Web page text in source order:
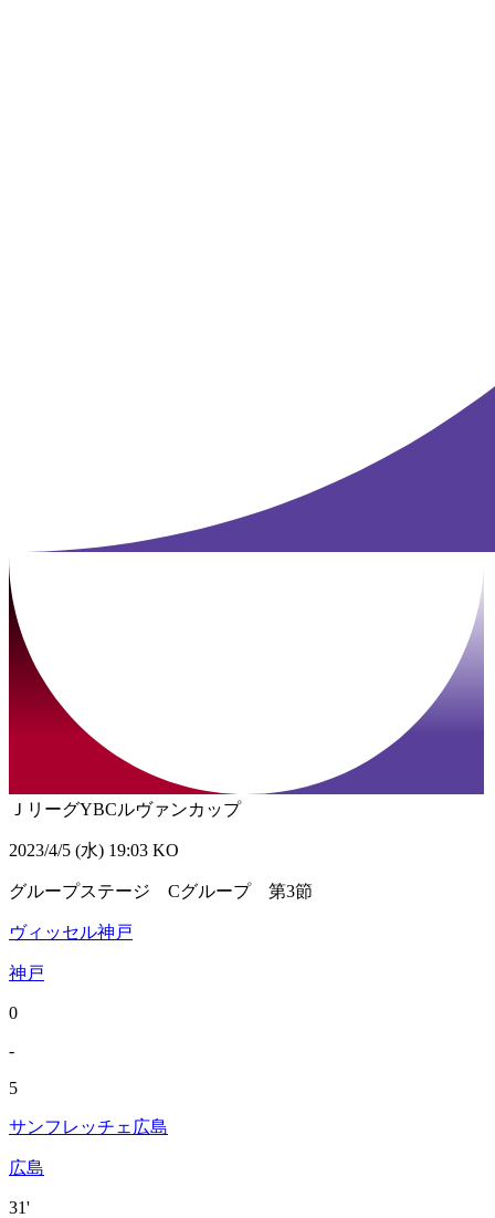
ＪリーグYBCルヴァンカップ
2023/4/5 (水) 19:03 KO
グループステージ Cグループ 第3節
ヴィッセル神戸
神戸
0
-
5
サンフレッチェ広島
広島
31'